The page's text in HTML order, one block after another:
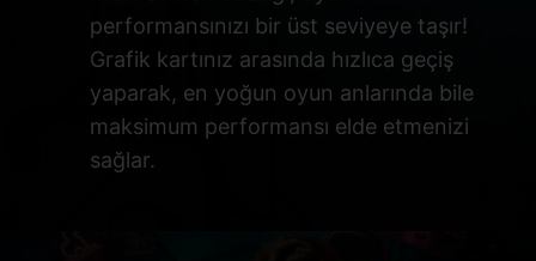
performansınızı bir üst seviyeye taşır!
Grafik kartınız arasında hızlıca geçiş
yaparak, en yoğun oyun anlarında bile
maksimum performansı elde etmenizi
sağlar.